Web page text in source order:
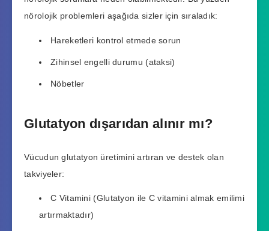
nörolojik problemleri aşağıda sizler için sıraladık:
Hareketleri kontrol etmede sorun
Zihinsel engelli durumu (ataksi)
Nöbetler
Glutatyon dışarıdan alınır mı?
Vücudun glutatyon üretimini artıran ve destek olan
takviyeler:
C Vitamini (Glutatyon ile C vitamini almak emilimi
artırmaktadır)